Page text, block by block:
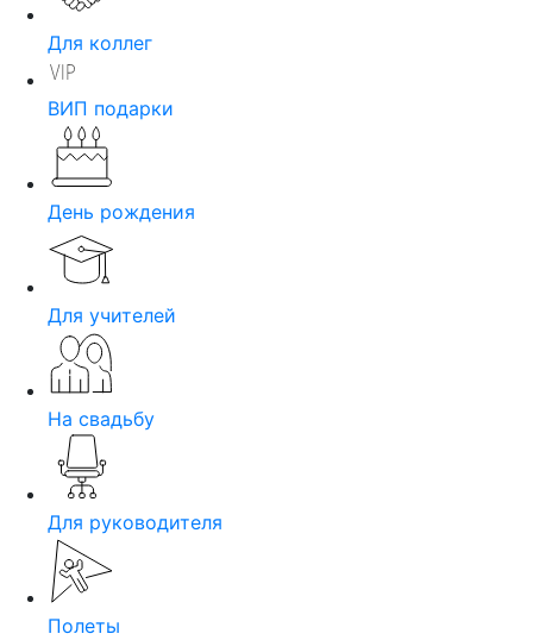
Для коллег
ВИП подарки
День рождения
Для учителей
На свадьбу
Для руководителя
Полеты